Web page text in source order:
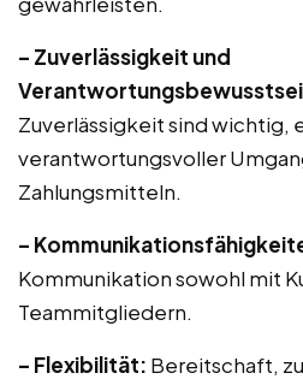
– Zuverlässigkeit und
Zuverlässigkeit sind wichtig,
verantwortungsvoller
Zahlungsmitteln.
–
Kommunikation sowohl mit
Teammitgliedern.
– Flexibilität: Bereitschaft,